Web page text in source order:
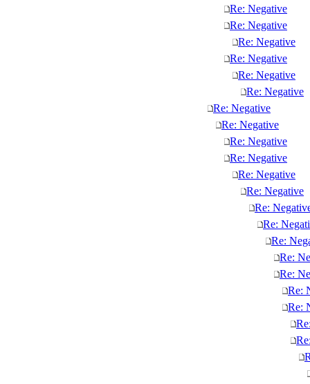
Re: Negative
Re: Negative
Re: Negative
Re: Negative
Re: Negative
Re: Negative
Re: Negative
Re: Negative
Re: Negative
Re: Negative
Re: Negative
Re: Negative
Re:
Re:
Re:
Re:
Re:
Re:
Re: